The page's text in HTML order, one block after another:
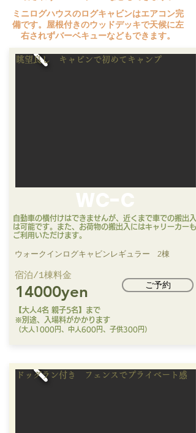
ミニログハウスのログキャビンはエアコン完
備です。屋根付きのウッドデッキで天候に左
右されずバーベキューなどもできます。
​眺望良し キャビンで初めてキャンプ
WC-C
自動車の横付けはできませんが、近くまで車での搬出入
は可能です。また、お荷物の搬出入にはキャリーカーも
ご利用いただけます。
ウォークインログキャビンレギュラー ​2棟
​宿泊/1棟料金​
14000yen
【大人4名 親子5名】まで
※別途、入場料がかかります
（大人1000円、中人600円、子供300円）
ご予約
ドッグラン付き フェンスでプライベート感